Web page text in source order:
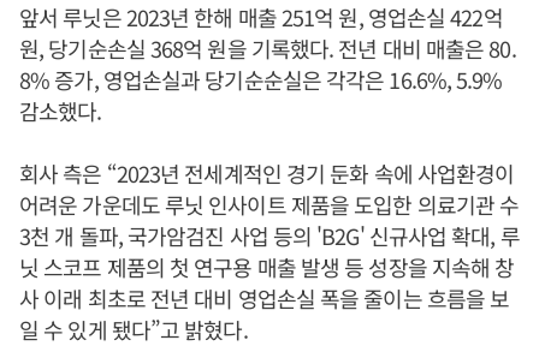
앞서 루닛은 2023년 한해 매출 251억 원, 영업손실 422억
원, 당기순손실 368억 원을 기록했다. 전년 대비 매출은 80.
8% 증가, 영업손실과 당기순순실은 각각은 16.6%, 5.9%
감소했다.
회사 측은 “2023년 전세계적인 경기 둔화 속에 사업환경이
어려운 가운데도 루닛 인사이트 제품을 도입한 의료기관 수
3천 개 돌파, 국가암검진 사업 등의 'B2G' 신규사업 확대, 루
닛 스코프 제품의 첫 연구용 매출 발생 등 성장을 지속해 창
사 이래 최초로 전년 대비 영업손실 폭을 줄이는 흐름을 보
일 수 있게 됐다”고 밝혔다.